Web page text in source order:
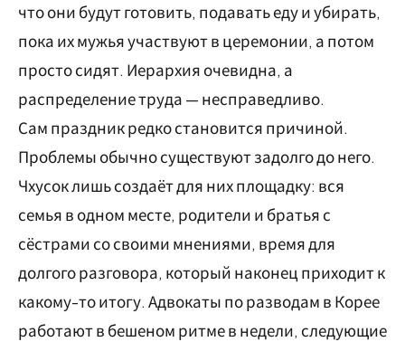
что они будут готовить, подавать еду и убирать,
пока их мужья участвуют в церемонии, а потом
просто сидят. Иерархия очевидна, а
распределение труда — несправедливо.
Сам праздник редко становится причиной.
Проблемы обычно существуют задолго до него.
Чхусок лишь создаёт для них площадку: вся
семья в одном месте, родители и братья с
сёстрами со своими мнениями, время для
долгого разговора, который наконец приходит к
какому-то итогу. Адвокаты по разводам в Корее
работают в бешеном ритме в недели, следующие